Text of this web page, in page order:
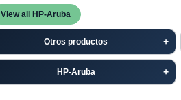
View all HP-Aruba
Otros productos
HP-Aruba